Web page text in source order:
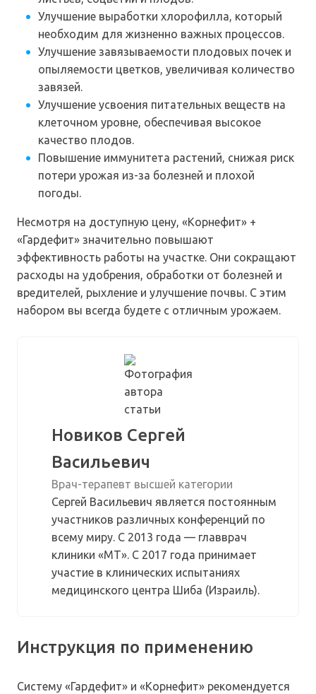
Улучшение выработки хлорофилла, который
необходим для жизненно важных процессов.
Улучшение завязываемости плодовых почек и
опыляемости цветков, увеличивая количество
завязей.
Улучшение усвоения питательных веществ на
клеточном уровне, обеспечивая высокое
качество плодов.
Повышение иммунитета растений, снижая риск
потери урожая из-за болезней и плохой
погоды.
Несмотря на доступную цену, «Корнефит» +
«Гардефит» значительно повышают
эффективность работы на участке. Они сокращают
расходы на удобрения, обработки от болезней и
вредителей, рыхление и улучшение почвы. С этим
набором вы всегда будете с отличным урожаем.
Новиков Сергей
Васильевич
Врач-терапевт высшей категории
Сергей Васильевич является постоянным
участников различных конференций по
всему миру. С 2013 года — главврач
клиники «МТ». С 2017 года принимает
участие в клинических испытаниях
медицинского центра Шиба (Израиль).
Инструкция по применению
Систему «Гардефит» и «Корнефит» рекомендуется